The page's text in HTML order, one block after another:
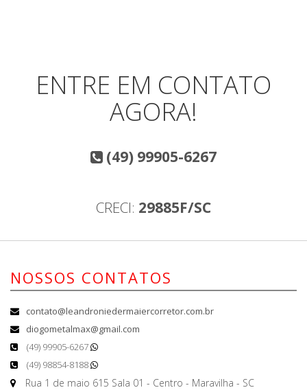
ENTRE EM CONTATO
AGORA!
(49) 99905-6267
CRECI: 29885F/SC
NOSSOS CONTATOS
contato@leandroniedermaiercorretor.com.br
diogometalmax@gmail.com
(49) 99905-6267
(49) 98854-8188
Rua 1 de maio 615 Sala 01 - Centro - Maravilha - SC